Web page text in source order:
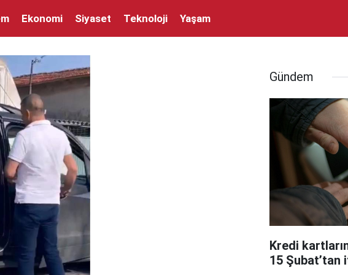
Ekonomi Siyaset Teknoloji Yaşam
Gündem
Kredi
15